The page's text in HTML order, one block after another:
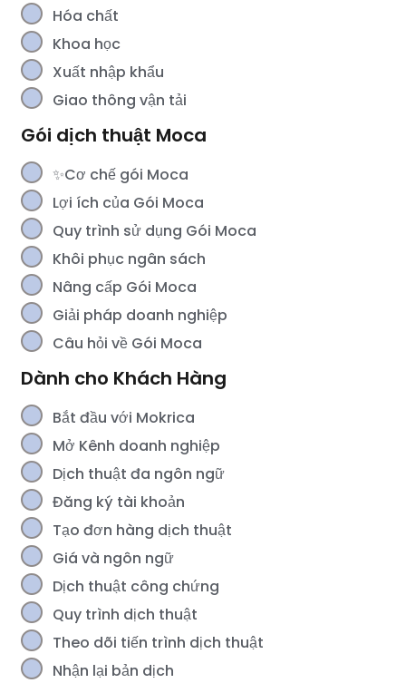
Hóa chất
Khoa học
Xuất nhập khẩu
Giao thông vận tải
Gói dịch thuật Moca
✨Cơ chế gói Moca
Lợi ích của Gói Moca
Quy trình sử dụng Gói Moca
Khôi phục ngân sách
Nâng cấp Gói Moca
Giải pháp doanh nghiệp
Câu hỏi về Gói Moca
Dành cho Khách Hàng
Bắt đầu với Mokrica
Mở Kênh doanh nghiệp
Dịch thuật đa ngôn ngữ
Đăng ký tài khoản
Tạo đơn hàng dịch thuật
Giá và ngôn ngữ
Dịch thuật công chứng
Quy trình dịch thuật
Theo dõi tiến trình dịch thuật
Nhận lại bản dịch